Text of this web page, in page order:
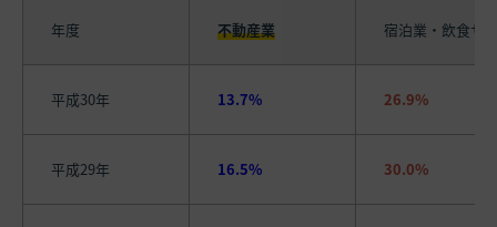
年度 不動産業 宿泊業・飲食サ
平成30年 13.7% 26.9%
平成29年 16.5% 30.0%